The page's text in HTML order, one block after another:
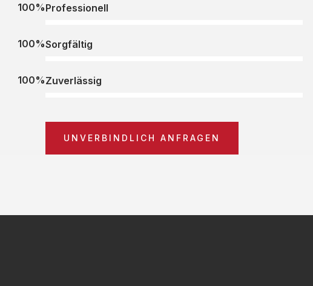
Professionell
100%
Sorgfältig
100%
Zuverlässig
100%
UNVERBINDLICH ANFRAGEN